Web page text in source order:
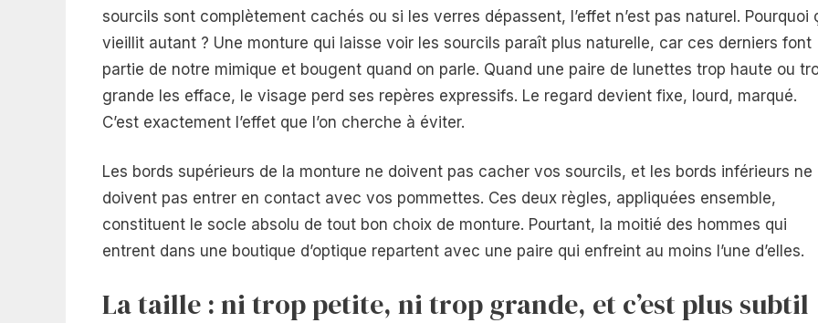
sourcils sont complètement cachés ou si les verres dépassent, l’effet n’est pas naturel. Pourquoi
vieillit autant ? Une monture qui laisse voir les sourcils paraît plus naturelle, car ces derniers font
partie de notre mimique et bougent quand on parle. Quand une paire de lunettes trop haute ou
grande les efface, le visage perd ses repères expressifs. Le regard devient fixe, lourd, marqué.
C’est exactement l’effet que l’on cherche à éviter.
Les bords supérieurs de la monture ne doivent pas cacher vos sourcils, et les bords inférieurs ne
doivent pas entrer en contact avec vos pommettes. Ces deux règles, appliquées ensemble,
constituent le socle absolu de tout bon choix de monture. Pourtant, la moitié des hommes qui
entrent dans une boutique d’optique repartent avec une paire qui enfreint au moins l’une d’elles.
La taille : ni trop petite, ni trop grande, et c’est plus subtil